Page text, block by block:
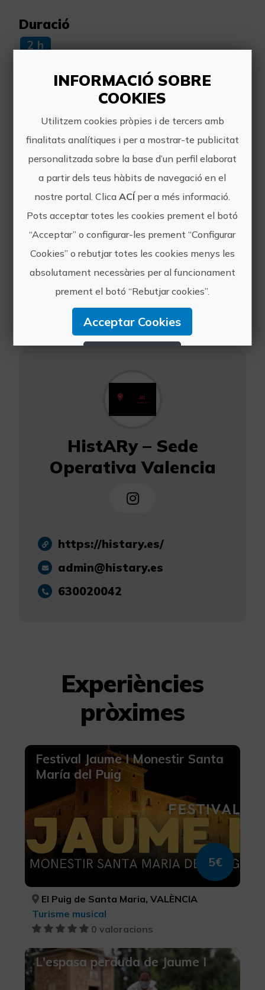
Duració
2 h
Més informació
Horari:
11:00h
Preu:
15€
Com arribar:
La visita comença
enfront de la Catedral
de València.
HistARy – Sede
Operativa Valencia
https://histary.es/
admin@histary.es
630020042
Experiències
pròximes
Festival Jaume I Monestir Santa
María del Puig
5€
El Puig de Santa Maria, VALÈNCIA
Turisme musical
0 valoracions
L'espasa perduda de Jaume I
INFORMACIÓ SOBRE
COOKIES
Utilitzem cookies pròpies i de tercers amb
finalitats analítiques i per a mostrar-te publicitat
personalitzada sobre la base d’un perfil elaborat
a partir dels teus hàbits de navegació en el
nostre portal. ClicaACÍper a més informació.
Pots acceptar totes les cookies prement el botó
“Acceptar” o configurar-les prement “Configurar
Cookies” o rebutjar totes les cookies menys les
absolutament necessàries per al funcionament
prement el botó “Rebutjar cookies”.
Acceptar Cookies
Configurar Cookies